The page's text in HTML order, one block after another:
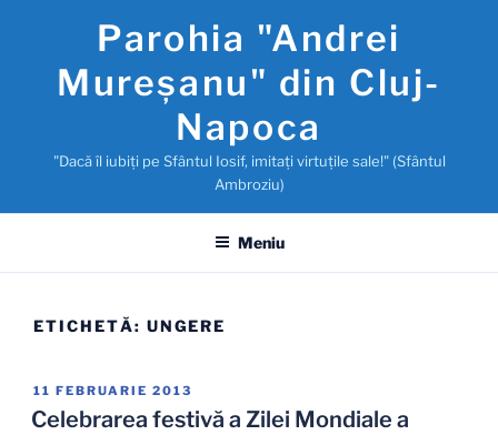
conținut
Parohia "Andrei
Mureşanu" din Cluj-
Napoca
"Dacă îl iubiţi pe Sfântul Iosif, imitaţi virtuţile sale!" (Sfântul
Ambroziu)
Meniu
ETICHETĂ: UNGERE
PUBLICAT
PE
11 FEBRUARIE 2013
Celebrarea festivă a Zilei Mondiale a